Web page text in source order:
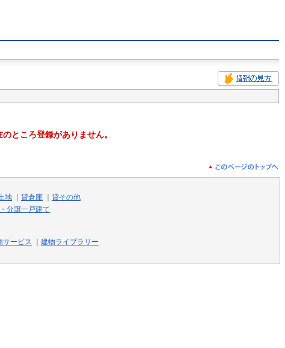
ところ登録がありません。
地 貸倉庫
貸その他
分譲一戸建て
サービス
建物ライブラリー